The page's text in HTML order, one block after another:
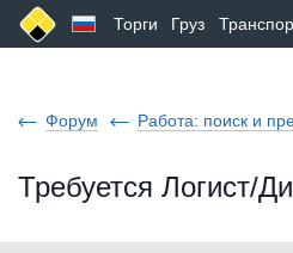
Торги Груз
Форум Работа: поиск и
Требуется Логист/